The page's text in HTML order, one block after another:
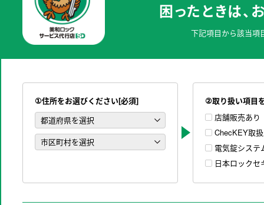
困ったときは、
下記項目から該当項
①住所をお選びください[必須]
②取り扱い項目
店舗販売あり
ChecKEY取
電気錠システ
日本ロックセ